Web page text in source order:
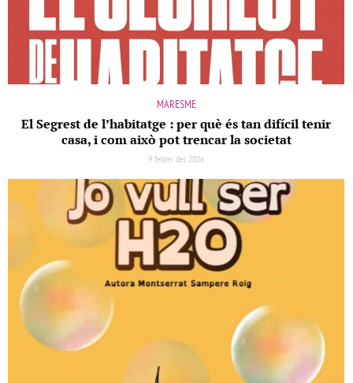
MARESME
El Segrest de l’habitatge : per què és tan difícil tenir
casa, i com això pot trencar la societat
9 febrer del 2026